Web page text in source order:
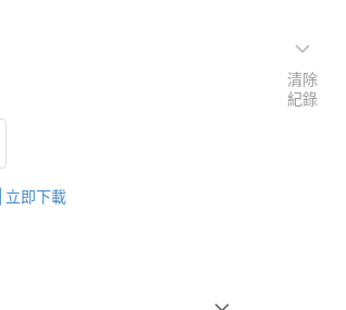
立即下載
清除
紀錄